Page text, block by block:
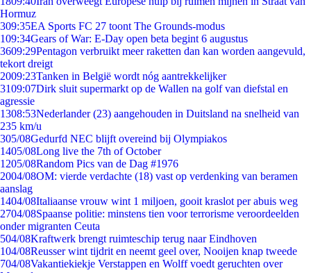
Hormuz
309:35EA Sports FC 27 toont The Grounds-modus
109:34Gears of War: E-Day open beta begint 6 augustus
3609:29Pentagon verbruikt meer raketten dan kan worden aangevuld,
tekort dreigt
2009:23Tanken in België wordt nóg aantrekkelijker
3109:07Dirk sluit supermarkt op de Wallen na golf van diefstal en
agressie
1308:53Nederlander (23) aangehouden in Duitsland na snelheid van
235 km/u
305/08Gedurfd NEC blijft overeind bij Olympiakos
1405/08Long live the 7th of October
1205/08Random Pics van de Dag #1976
2004/08OM: vierde verdachte (18) vast op verdenking van beramen
aanslag
1404/08Italiaanse vrouw wint 1 miljoen, gooit kraslot per abuis weg
2704/08Spaanse politie: minstens tien voor terrorisme veroordeelden
onder migranten Ceuta
504/08Kraftwerk brengt ruimteschip terug naar Eindhoven
104/08Reusser wint tijdrit en neemt geel over, Nooijen knap tweede
704/08Vakantiekiekje Verstappen en Wolff voedt geruchten over